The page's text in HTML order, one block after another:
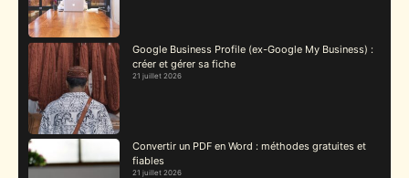
Google Business Profile (ex-Google My Business) :
créer et gérer sa fiche
21 juillet 2026
Convertir un PDF en Word : méthodes gratuites et
fiables
21 juillet 2026